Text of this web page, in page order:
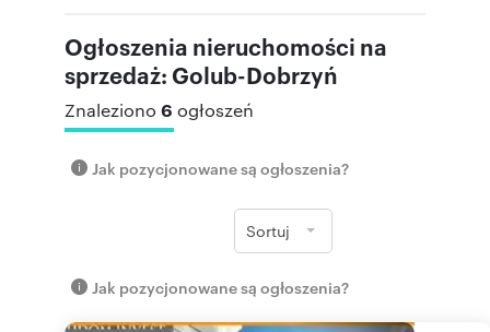
Ogłoszenia nieruchomości na
sprzedaż: Golub-Dobrzyń
Znaleziono 6 ogłoszeń
Jak pozycjonowane są ogłoszenia?
Sortuj
Jak pozycjonowane są ogłoszenia?